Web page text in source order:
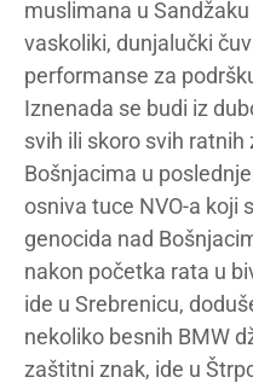
muslimana u
vaskoliki, dunjalučki
performanse za
Iznenada se budi iz
svih ili skoro svih
Bošnjacima u
osniva tuce NVO-a koji
genocida nad
nakon početka rata u
ide u Srebrenicu,
nekoliko besnih BMW
zaštitni znak, ide u